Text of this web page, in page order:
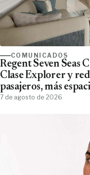
COMUNICADOS
Regent Seven Seas
Clase Explorer y
pasajeros, más
7 de agosto de 2026